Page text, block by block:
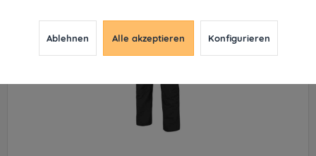
Ablehnen Alle akzeptieren Konfigurieren